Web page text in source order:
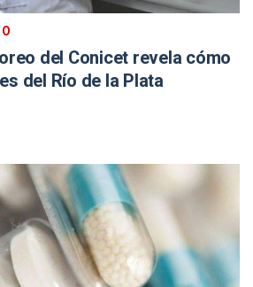
del Conicet revela cómo
del Río de la Plata